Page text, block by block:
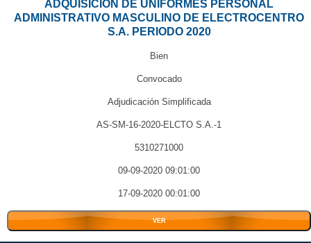
ADQUISICIÓN DE UNIFORMES PERSONAL
ADMINISTRATIVO MASCULINO DE ELECTROCENTRO
S.A. PERIODO 2020
Bien
Convocado
Adjudicación Simplificada
AS-SM-16-2020-ELCTO S.A.-1
5310271000
09-09-2020 09:01:00
17-09-2020 00:01:00
VER